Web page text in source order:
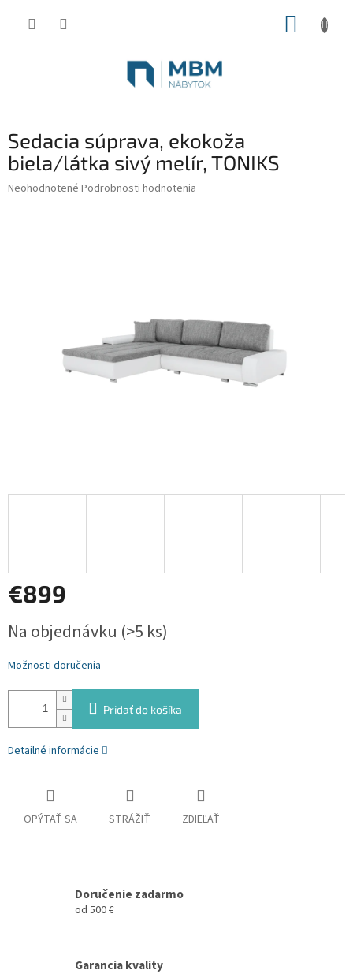
Sedacia súprava, ekokoža
biela/látka sivý melír, TONIKS
Priemerné
Neohodnotené Podrobnosti hodnotenia
€899
cena:
Na objednávku (>5 ks)
Možnosti doručenia
Pridať do košíka
Detailné informácie
OPÝTAŤ SA STRÁŽIŤ ZDIEĽAŤ
Doručenie zadarmo
od 500 €
Garancia kvality